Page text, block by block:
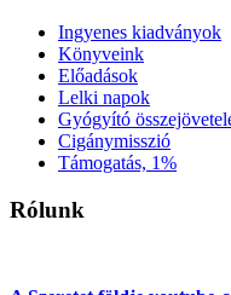
Ingyenes kiadványok
Könyveink
Előadások
Lelki napok
Gyógyító
Cigánymisszió
Támogatás, 1%
Rólunk